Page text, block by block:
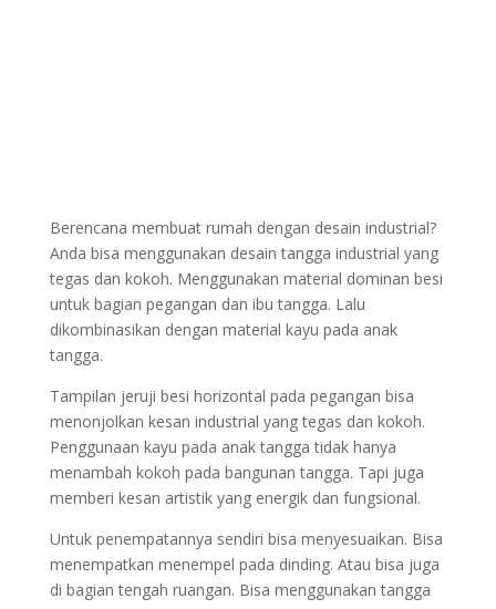
Berencana membuat rumah dengan desain industrial?
Anda bisa menggunakan desain tangga industrial yang
tegas dan kokoh. Menggunakan material dominan besi
untuk bagian pegangan dan ibu tangga. Lalu
dikombinasikan dengan material kayu pada anak
tangga.
Tampilan jeruji besi horizontal pada pegangan bisa
menonjolkan kesan industrial yang tegas dan kokoh.
Penggunaan kayu pada anak tangga tidak hanya
menambah kokoh pada bangunan tangga. Tapi juga
memberi kesan artistik yang energik dan fungsional.
Untuk penempatannya sendiri bisa menyesuaikan. Bisa
menempatkan menempel pada dinding. Atau bisa juga
di bagian tengah ruangan. Bisa menggunakan tangga